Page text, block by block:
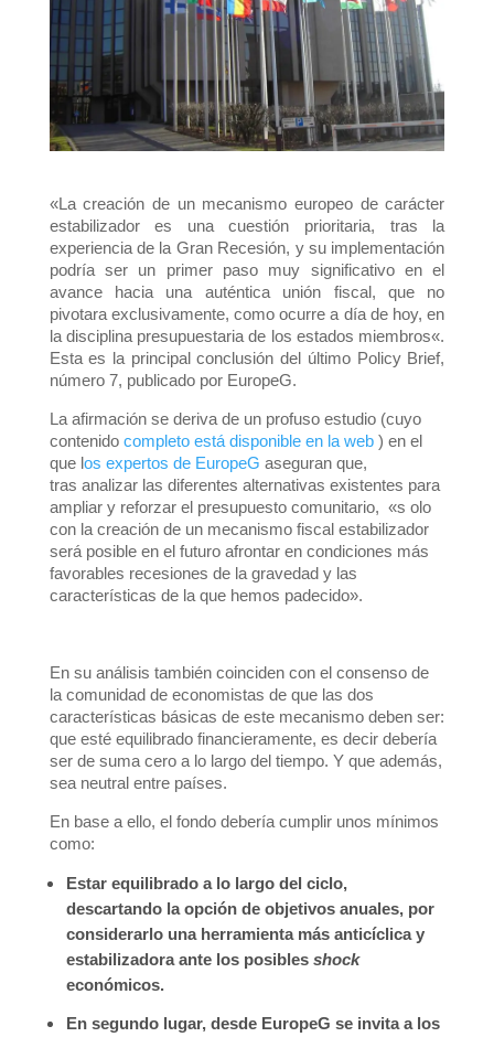
«La creación de un mecanismo europeo de carácter
estabilizador es una cuestión prioritaria, tras la
experiencia de la Gran Recesión, y su implementación
podría ser un primer paso muy significativo en el
avance hacia una auténtica unión fiscal, que no
pivotara exclusivamente, como ocurre a día de hoy, en
la disciplina presupuestaria de los estados miembros«.
Esta es la principal conclusión del último Policy Brief,
número 7, publicado por EuropeG.
La afirmación se deriva de un profuso estudio (cuyo
contenido completo está disponible en la web ) en el
que los expertos de EuropeG aseguran que,
tras analizar las diferentes alternativas existentes para
ampliar y reforzar el presupuesto comunitario, «s olo
con la creación de un mecanismo fiscal estabilizador
será posible en el futuro afrontar en condiciones más
favorables recesiones de la gravedad y las
características de la que hemos padecido».
En su análisis también coinciden con el consenso de
la comunidad de economistas de que las dos
características básicas de este mecanismo deben ser:
que estéequilibrado financieramente, es decir debería
ser de suma cero a lo largo del tiempo. Y que además,
sea neutral entre países.
En base a ello, el fondo debería cumplir unos mínimos
como:
Estar equilibrado a lo largo del ciclo,
descartando la opción de objetivos anuales, por
considerarlo una herramienta más anticíclica y
estabilizadora ante los posibles shock
económicos.
En segundo lugar, desde EuropeG se invita a los